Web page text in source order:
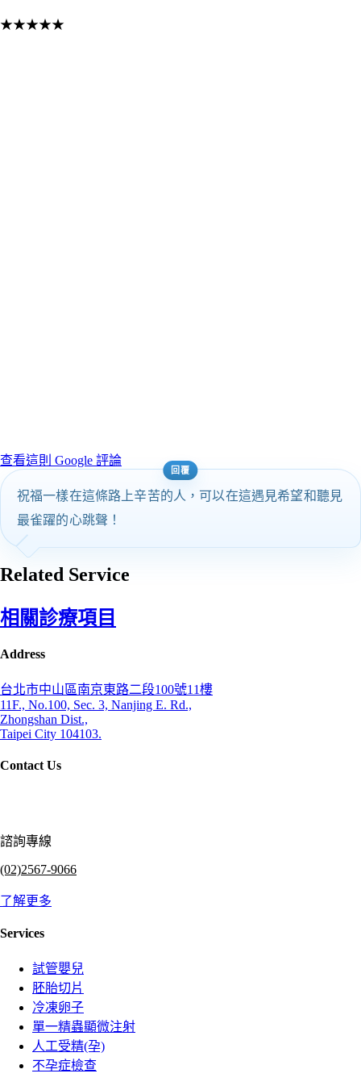
★★★★★
查看這則 Google 評論
祝福一樣在這條路上辛苦的人，可以在這遇見希望和聽見
最雀躍的心跳聲！
Related Service
相關診療項目
Address
台北市中山區南京東路二段100號11樓
11F., No.100, Sec. 3, Nanjing E. Rd.,
Zhongshan Dist.,
Taipei City 104103.
Contact Us
諮詢專線
(02)2567-9066
了解更多
Services
試管嬰兒
胚胎切片
冷凍卵子
單一精蟲顯微注射
人工受精(孕)
不孕症檢查